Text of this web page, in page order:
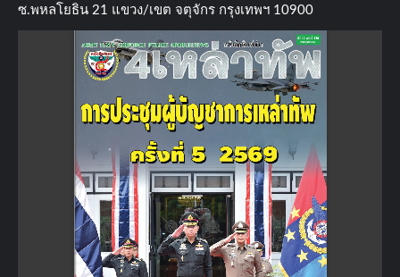
ซ.พหลโยธิน​ 21​ แขวง/เขต​ จตุจักร​ กรุงเทพฯ 10900